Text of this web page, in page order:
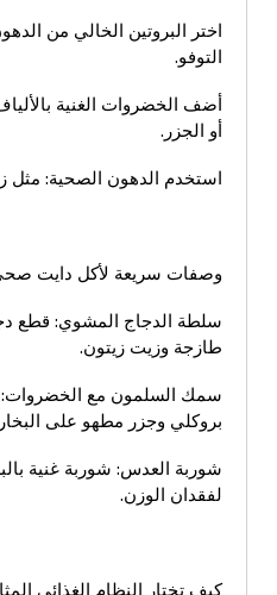
اختر البروتين الخالي من
التوفو.
أضف الخضروات الغنية
أو الجزر.
استخدم الدهون الصحية: مثل
وصفات سريعة لأكل دايت
سلطة الدجاج المشوي: قطع
طازجة وزيت زيتون.
سمك السلمون مع
بروكلي وجزر مطهو على
شوربة العدس: شوربة غنية
لفقدان الوزن.
كيف تختار النظام الغذائي